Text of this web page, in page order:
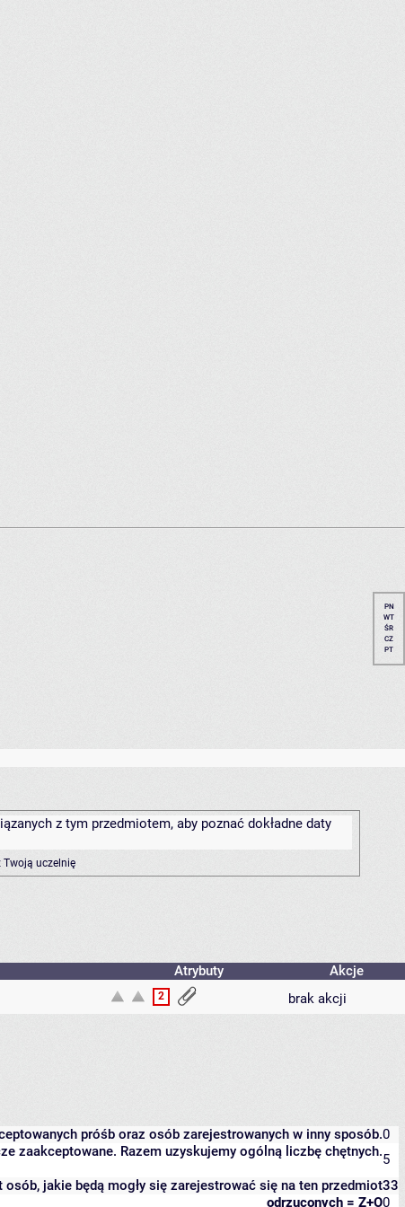
PN
WT
ŚR
CZ
PT
z tym przedmiotem, aby poznać dokładne daty
uczelnię
Atrybuty
Akcje
2 brak akcji
próśb oraz osób zarejestrowanych w inny sposób.0
zaakceptowane. Razem uzyskujemy ogólną liczbę chętnych.5
jakie będą mogły się zarejestrować się na ten przedmiot33
odrzuconych = Z+O0